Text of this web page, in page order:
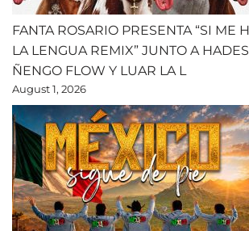
FANTA ROSARIO PRESENTA “SI ME
LA LENGUA REMIX” JUNTO A
ÑENGO FLOW Y LUAR LA L
August 1, 2026